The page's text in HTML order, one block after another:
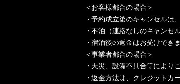
＜お客様都合の場合＞
・予約成立後のキャンセルは
・不泊（連絡なしのキャンセ
・宿泊後の返金はお受けできま
＜事業者都合の場合＞
・天災、設備不具合等により
・返金方法は、クレジットカ